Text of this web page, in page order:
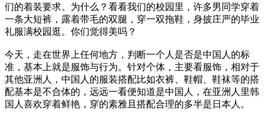
们的着装要求。为什么？看看我们的校园里，许多男同学穿着
一条大短裤，露着带毛的双腿，穿一双拖鞋，身披庄严的毕业
礼服满校园逛。你们觉得美吗？
今天，走在世界上任何地方，判断一个人是否是中国人的标
准，基本上就是服饰与行为。针对个体，主要看服饰，相对于
其他亚洲人，中国人的服装搭配比如衣裤、鞋帽、鞋袜等的搭
配基本是不合体的，远远一看便知道是中国人，在亚洲人里韩
国人喜欢穿着鲜艳，穿的素雅且搭配合理的多半是日本人。